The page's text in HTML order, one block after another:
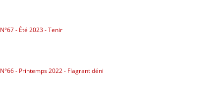
N°67 - Été 2023 - Tenir
N°66 - Printemps 2022 - Flagrant déni